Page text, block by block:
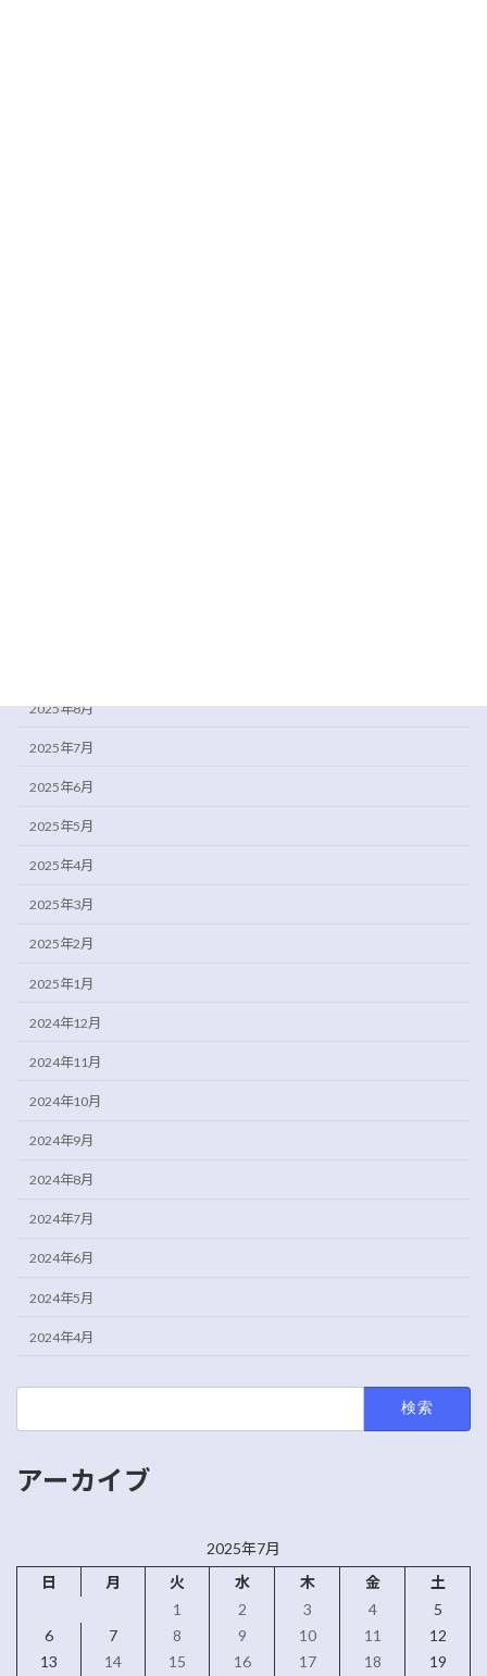
2025年8月
2025年7月
2025年6月
2025年5月
2025年4月
2025年3月
2025年2月
2025年1月
2024年12月
2024年11月
2024年10月
2024年9月
2024年8月
2024年7月
2024年6月
2024年5月
2024年4月
アーカイブ
2025年7月
日
月 火 水 木 金
土
1
2 3 4
5
6
7 8 9 10 11
12
13
14 15 16 17 18
19